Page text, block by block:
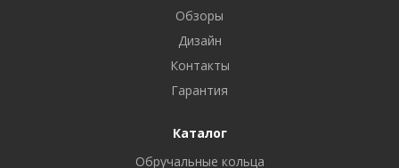
Обзоры
Дизайн
Контакты
Гарантия
Каталог
Обручальные кольца